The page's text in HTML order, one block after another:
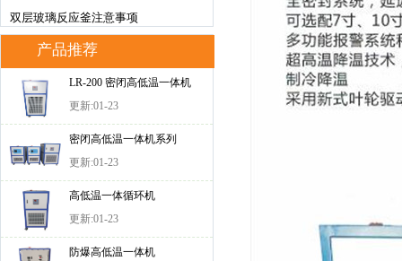
双层玻璃反应釜注意事项
产品推荐
LR-200 密闭高低温一体机
更新:01-23
密闭高低温一体机系列
更新:01-23
高低温一体循环机
更新:01-23
防爆高低温一体机